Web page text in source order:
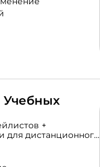
варианте.
Учебных
+
для дистанционного
обучения:
новые знания,